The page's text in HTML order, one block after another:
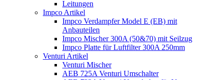
Leitungen
Impco Artikel
Impco Verdampfer Model E (EB) mit
Anbauteilen
Impco Mischer 300A (50&70) mit Seilzug
Impco Platte für Luftfilter 300A 250mm
Venturi Artikel
Venturi Mischer
AEB 725A Venturi Umschalter